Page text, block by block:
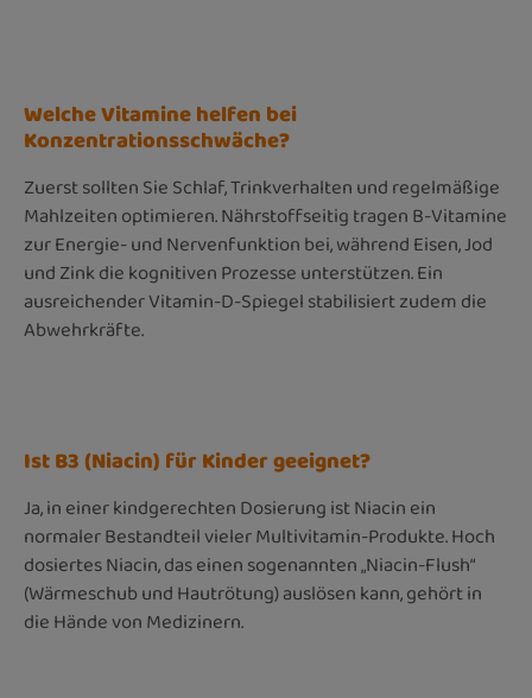
Welche Vitamine helfen bei
Konzentrationsschwäche?
Zuerst sollten Sie Schlaf, Trinkverhalten und regelmäßige
Mahlzeiten optimieren. Nährstoffseitig tragen B-Vitamine
zur Energie- und Nervenfunktion bei, während Eisen, Jod
und Zink die kognitiven Prozesse unterstützen. Ein
ausreichender Vitamin-D-Spiegel stabilisiert zudem die
Abwehrkräfte.
Ist B3 (Niacin) für Kinder geeignet?
Ja, in einer kindgerechten Dosierung ist Niacin ein
normaler Bestandteil vieler Multivitamin-Produkte. Hoch
dosiertes Niacin, das einen sogenannten „Niacin-Flush“
(Wärmeschub und Hautrötung) auslösen kann, gehört in
die Hände von Medizinern.